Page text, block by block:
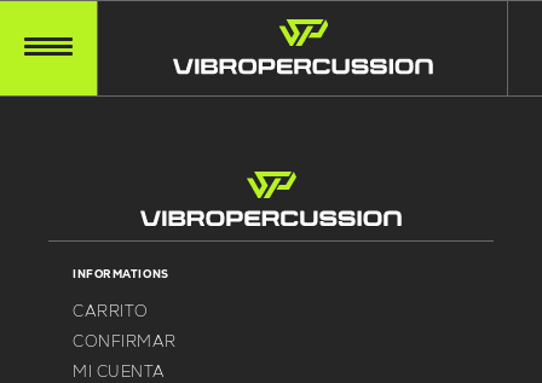
LA VIBROPERCUSSION se reinventa, presenta su nueva
identidad visual y te ofrece una experiencia en línea más fluida
para acompañarte mejor.
INFORMATIONS
CARRITO
CONFIRMAR
MI CUENTA